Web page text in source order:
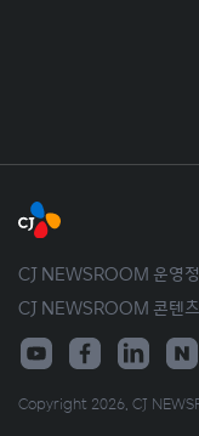
CJ NEWSROOM 운영
CJ NEWSROOM 콘텐
Copyright 2026. CJ